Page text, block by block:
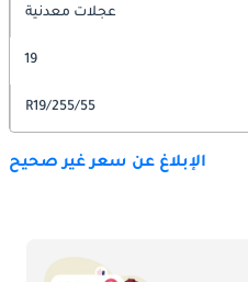
عجلات معدنية
19
255/55/R19
الإبلاغ عن سعر غير صحيح